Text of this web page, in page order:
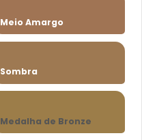
Meio Amargo
Sombra
Medalha de Bronze